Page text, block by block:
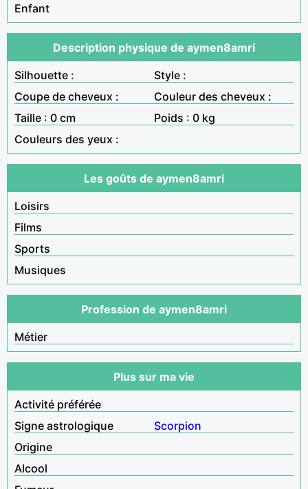
Enfant
Description physique de aymen8amri
Silhouette :
Style :
Coupe de cheveux :
Couleur des cheveux :
Taille : 0 cm
Poids : 0 kg
Couleurs des yeux :
Les goûts de aymen8amri
Loisirs
Films
Sports
Musiques
Profession de aymen8amri
Métier
Plus sur ma vie
Activité préférée
Signe astrologique
Scorpion
Origine
Alcool